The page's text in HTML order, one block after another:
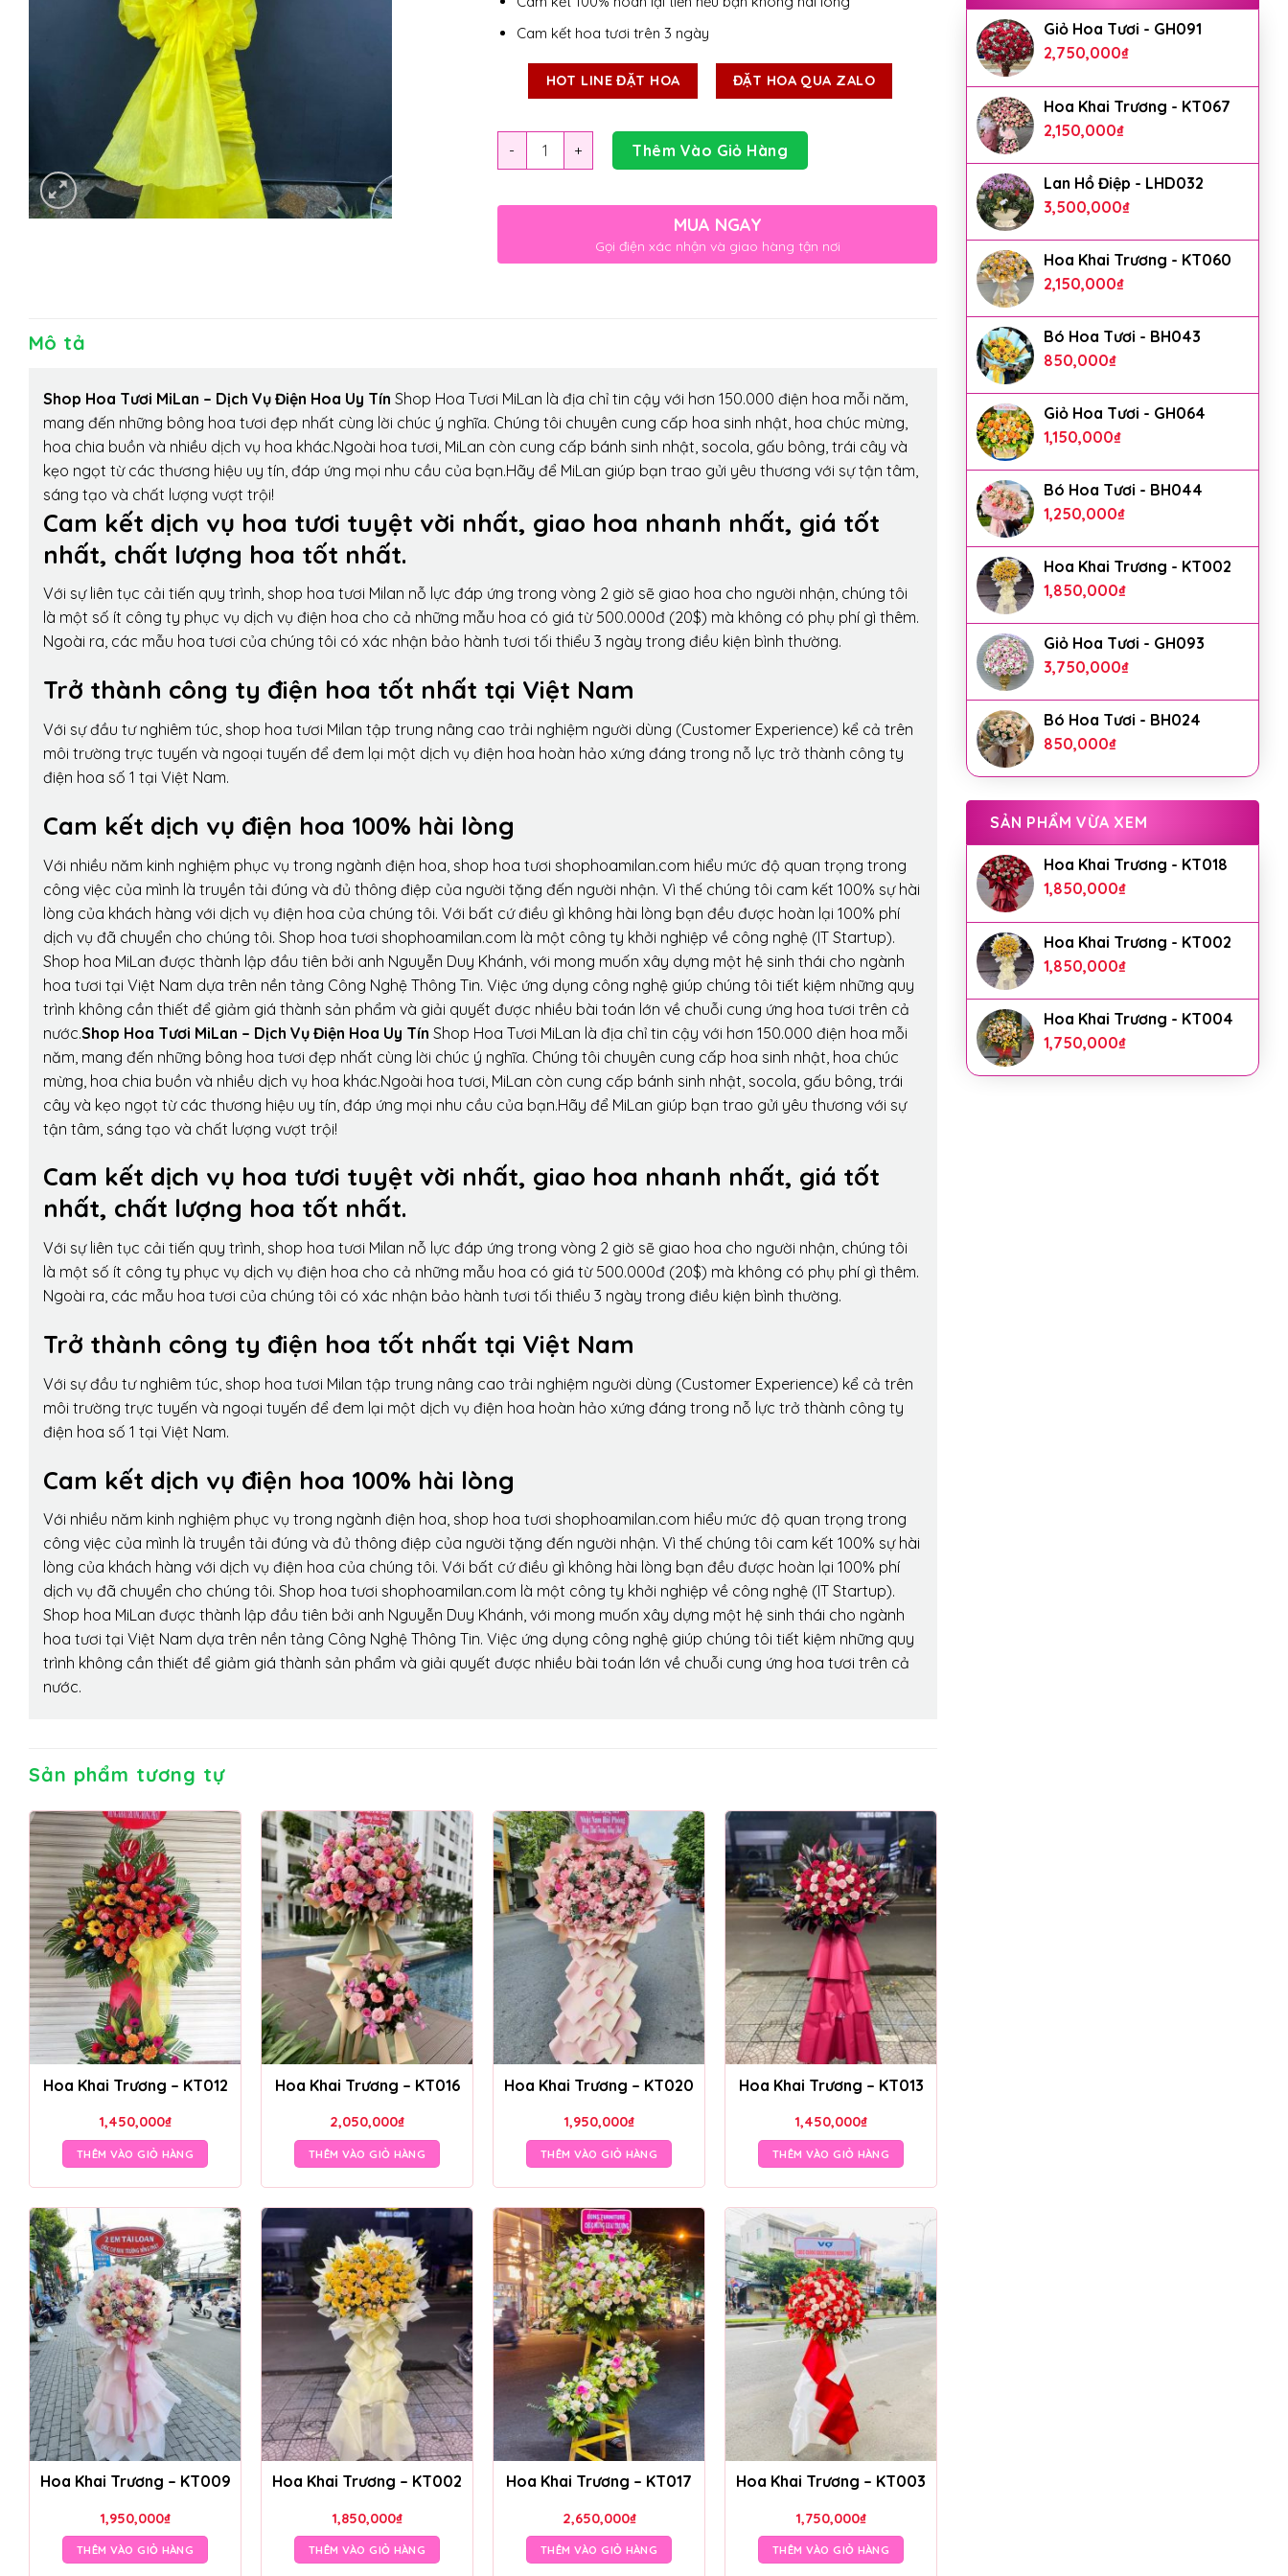
Giỏ Hoa Tươi - GH091
2,750,000₫
Hoa Khai Trương - KT067
2,150,000₫
Lan Hồ Điệp - LHD032
3,500,000₫
Hoa Khai Trương - KT060
2,150,000₫
Bó Hoa Tươi - BH043
850,000₫
Giỏ Hoa Tươi - GH064
1,150,000₫
Bó Hoa Tươi - BH044
1,250,000₫
Hoa Khai Trương - KT002
1,850,000₫
Giỏ Hoa Tươi - GH093
3,750,000₫
Bó Hoa Tươi - BH024
850,000₫
SẢN PHẨM VỪA XEM
Hoa Khai Trương - KT018
1,850,000₫
Hoa Khai Trương - KT002
1,850,000₫
Hoa Khai Trương - KT004
1,750,000₫
Cam kết hoa tươi trên 3 ngày
HOT LINE ĐẶT HOA ĐẶT HOA QUA ZALO
Số lượng Thêm Vào Giỏ Hàng
MUA NGAY
Gọi điện xác nhận và giao hàng tận nơi
Mô tả
Shop Hoa Tươi MiLan – Dịch Vụ Điện Hoa Uy Tín Shop Hoa Tươi MiLan là địa chỉ tin cậy với hơn 150.000 điện hoa mỗi năm,
mang đến những bông hoa tươi đẹp nhất cùng lời chúc ý nghĩa. Chúng tôi chuyên cung cấp hoa sinh nhật, hoa chúc mừng,
hoa chia buồn và nhiều dịch vụ hoa khác.Ngoài hoa tươi, MiLan còn cung cấp bánh sinh nhật, socola, gấu bông, trái cây và
kẹo ngọt từ các thương hiệu uy tín, đáp ứng mọi nhu cầu của bạn.Hãy để MiLan giúp bạn trao gửi yêu thương với sự tận tâm,
sáng tạo và chất lượng vượt trội!
Cam kết dịch vụ hoa tươi tuyệt vời nhất, giao hoa nhanh nhất, giá tốt
nhất, chất lượng hoa tốt nhất.
Với sự liên tục cải tiến quy trình, shop hoa tươi Milan nỗ lực đáp ứng trong vòng 2 giờ sẽ giao hoa cho người nhận, chúng tôi
là một số ít công ty phục vụ dịch vụ điện hoa cho cả những mẫu hoa có giá từ 500.000đ (20$) mà không có phụ phí gì thêm.
Ngoài ra, các mẫu hoa tươi của chúng tôi có xác nhận bảo hành tươi tối thiểu 3 ngày trong điều kiện bình thường.
Trở thành công ty điện hoa tốt nhất tại Việt Nam
Với sự đầu tư nghiêm túc, shop hoa tươi Milan tập trung nâng cao trải nghiệm người dùng (Customer Experience) kể cả trên
môi trường trực tuyến và ngoại tuyến để đem lại một dịch vụ điện hoa hoàn hảo xứng đáng trong nỗ lực trở thành công ty
điện hoa số 1 tại Việt Nam.
Cam kết dịch vụ điện hoa 100% hài lòng
Với nhiều năm kinh nghiệm phục vụ trong ngành điện hoa, shop hoa tươi shophoamilan.com hiểu mức độ quan trọng trong
công việc của mình là truyền tải đúng và đủ thông điệp của người tặng đến người nhận. Vì thế chúng tôi cam kết 100% sự hài
lòng của khách hàng với dịch vụ điện hoa của chúng tôi. Với bất cứ điều gì không hài lòng bạn đều được hoàn lại 100% phí
dịch vụ đã chuyển cho chúng tôi. Shop hoa tươi shophoamilan.com là một công ty khởi nghiệp về công nghệ (IT Startup).
Shop hoa MiLan được thành lập đầu tiên bởi anh Nguyễn Duy Khánh, với mong muốn xây dựng một hệ sinh thái cho ngành
hoa tươi tại Việt Nam dựa trên nền tảng Công Nghệ Thông Tin. Việc ứng dụng công nghệ giúp chúng tôi tiết kiệm những quy
trình không cần thiết để giảm giá thành sản phẩm và giải quyết được nhiều bài toán lớn về chuỗi cung ứng hoa tươi trên cả
nước.Shop Hoa Tươi MiLan – Dịch Vụ Điện Hoa Uy Tín Shop Hoa Tươi MiLan là địa chỉ tin cậy với hơn 150.000 điện hoa mỗi
năm, mang đến những bông hoa tươi đẹp nhất cùng lời chúc ý nghĩa. Chúng tôi chuyên cung cấp hoa sinh nhật, hoa chúc
mừng, hoa chia buồn và nhiều dịch vụ hoa khác.Ngoài hoa tươi, MiLan còn cung cấp bánh sinh nhật, socola, gấu bông, trái
cây và kẹo ngọt từ các thương hiệu uy tín, đáp ứng mọi nhu cầu của bạn.Hãy để MiLan giúp bạn trao gửi yêu thương với sự
tận tâm, sáng tạo và chất lượng vượt trội!
Cam kết dịch vụ hoa tươi tuyệt vời nhất, giao hoa nhanh nhất, giá tốt
nhất, chất lượng hoa tốt nhất.
Với sự liên tục cải tiến quy trình, shop hoa tươi Milan nỗ lực đáp ứng trong vòng 2 giờ sẽ giao hoa cho người nhận, chúng tôi
là một số ít công ty phục vụ dịch vụ điện hoa cho cả những mẫu hoa có giá từ 500.000đ (20$) mà không có phụ phí gì thêm.
Ngoài ra, các mẫu hoa tươi của chúng tôi có xác nhận bảo hành tươi tối thiểu 3 ngày trong điều kiện bình thường.
Trở thành công ty điện hoa tốt nhất tại Việt Nam
Với sự đầu tư nghiêm túc, shop hoa tươi Milan tập trung nâng cao trải nghiệm người dùng (Customer Experience) kể cả trên
môi trường trực tuyến và ngoại tuyến để đem lại một dịch vụ điện hoa hoàn hảo xứng đáng trong nỗ lực trở thành công ty
điện hoa số 1 tại Việt Nam.
Cam kết dịch vụ điện hoa 100% hài lòng
Với nhiều năm kinh nghiệm phục vụ trong ngành điện hoa, shop hoa tươi shophoamilan.com hiểu mức độ quan trọng trong
công việc của mình là truyền tải đúng và đủ thông điệp của người tặng đến người nhận. Vì thế chúng tôi cam kết 100% sự hài
lòng của khách hàng với dịch vụ điện hoa của chúng tôi. Với bất cứ điều gì không hài lòng bạn đều được hoàn lại 100% phí
dịch vụ đã chuyển cho chúng tôi. Shop hoa tươi shophoamilan.com là một công ty khởi nghiệp về công nghệ (IT Startup).
Shop hoa MiLan được thành lập đầu tiên bởi anh Nguyễn Duy Khánh, với mong muốn xây dựng một hệ sinh thái cho ngành
hoa tươi tại Việt Nam dựa trên nền tảng Công Nghệ Thông Tin. Việc ứng dụng công nghệ giúp chúng tôi tiết kiệm những quy
trình không cần thiết để giảm giá thành sản phẩm và giải quyết được nhiều bài toán lớn về chuỗi cung ứng hoa tươi trên cả
nước.
Sản phẩm tương tự
Hoa Khai Trương – KT012
1,450,000₫
THÊM VÀO GIỎ HÀNG
Hoa Khai Trương – KT016
2,050,000₫
THÊM VÀO GIỎ HÀNG
Hoa Khai Trương – KT020
1,950,000₫
THÊM VÀO GIỎ HÀNG
Hoa Khai Trương – KT013
1,450,000₫
THÊM VÀO GIỎ HÀNG
Hoa Khai Trương – KT009
1,950,000₫
THÊM VÀO GIỎ HÀNG
Hoa Khai Trương – KT002
1,850,000₫
THÊM VÀO GIỎ HÀNG
Hoa Khai Trương – KT017
2,650,000₫
THÊM VÀO GIỎ HÀNG
Hoa Khai Trương – KT003
1,750,000₫
THÊM VÀO GIỎ HÀNG